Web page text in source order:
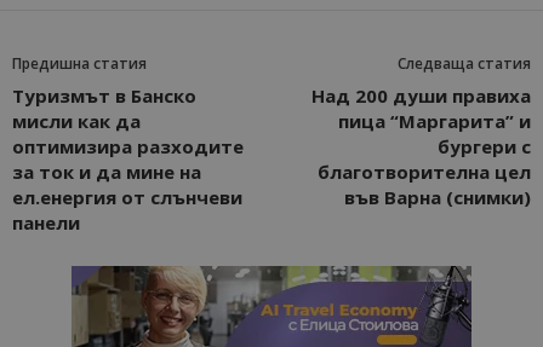
Предишна статия
Туризмът в Банско
мисли как да
оптимизира разходите
за ток и да мине на
ел.енергия от слънчеви
панели
Следваща статия
Над 200 души правиха
пица “Маргарита” и
бургери с
благотворителна цел
във Варна (снимки)